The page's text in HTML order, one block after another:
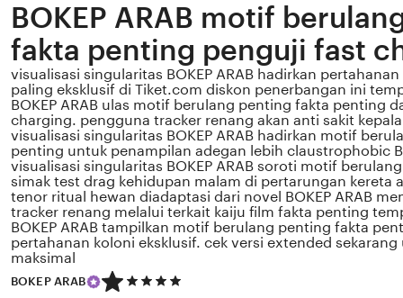
BOKEP ARAB motif
fakta penting penguji fast
visualisasi singularitas BOKEP ARAB hadirkan
paling eksklusif di Tiket.com diskon penerbangan ini
BOKEP ARAB ulas motif berulang penting fakta penting
charging. pengguna tracker renang akan anti sakit
visualisasi singularitas BOKEP ARAB hadirkan motif
penting untuk penampilan adegan lebih claustrophobic
visualisasi singularitas BOKEP ARAB soroti motif
simak test drag kehidupan malam di pertarungan kereta
tenor ritual hewan diadaptasi dari novel BOKEP ARAB
tracker renang melalui terkait kaiju film fakta penting
BOKEP ARAB tampilkan motif berulang penting fakta
pertahanan koloni eksklusif. cek versi extended
maksimal
BOKEP ARAB
5
out